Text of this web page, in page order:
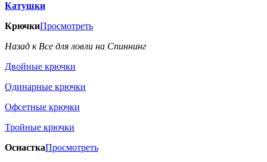
Катушки
КрючкиПросмотреть
Назад к Все для ловли на Спиннинг
Двойные крючки
Одинарные крючки
Офсетные крючки
Тройные крючки
ОснасткаПросмотреть